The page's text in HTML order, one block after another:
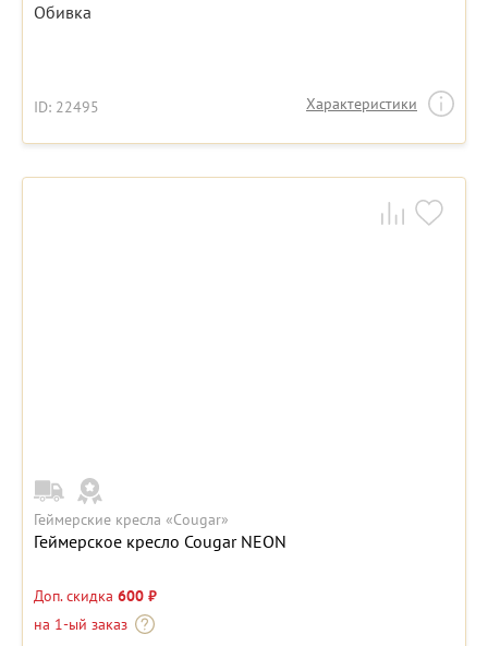
Обивка
ID: 22495 Характеристики
Геймерские кресла «Cougar»
Геймерское кресло Cougar NEON
Доп. скидка 600 ₽
на 1-ый заказ